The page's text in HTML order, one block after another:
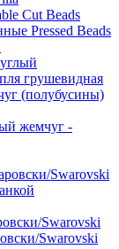
Cut Beads
Pressed Beads
грушевидная
(полубусины)
жемчуг -
Swarovski
Swarovski
Swarovski